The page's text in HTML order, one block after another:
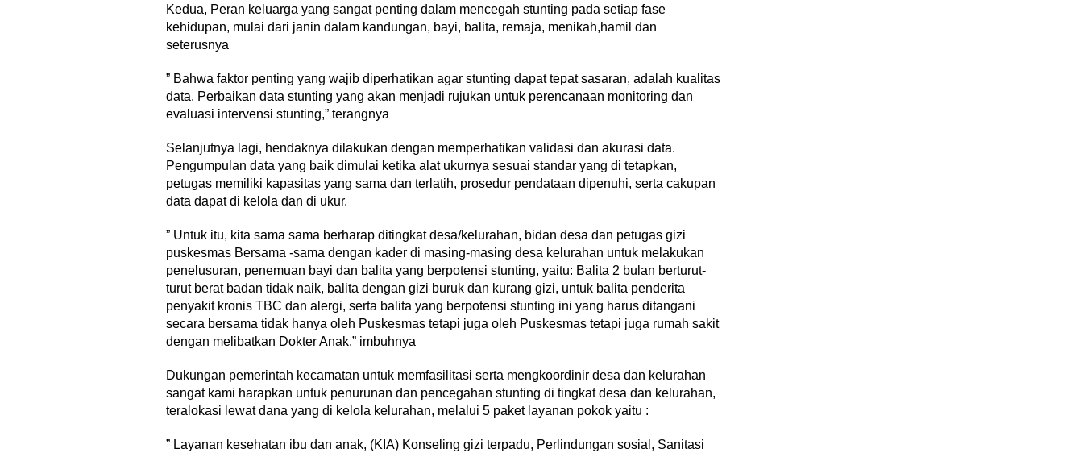
Kedua, Peran keluarga yang sangat penting dalam mencegah stunting pada setiap fase
kehidupan, mulai dari janin dalam kandungan, bayi, balita, remaja, menikah,hamil dan
seterusnya
” Bahwa faktor penting yang wajib diperhatikan agar stunting dapat tepat sasaran, adalah kualitas
data. Perbaikan data stunting yang akan menjadi rujukan untuk perencanaan monitoring dan
evaluasi intervensi stunting,” terangnya
Selanjutnya lagi, hendaknya dilakukan dengan memperhatikan validasi dan akurasi data.
Pengumpulan data yang baik dimulai ketika alat ukurnya sesuai standar yang di tetapkan,
petugas memiliki kapasitas yang sama dan terlatih, prosedur pendataan dipenuhi, serta cakupan
data dapat di kelola dan di ukur.
” Untuk itu, kita sama sama berharap ditingkat desa/kelurahan, bidan desa dan petugas gizi
puskesmas Bersama -sama dengan kader di masing-masing desa kelurahan untuk melakukan
penelusuran, penemuan bayi dan balita yang berpotensi stunting, yaitu: Balita 2 bulan berturut-
turut berat badan tidak naik, balita dengan gizi buruk dan kurang gizi, untuk balita penderita
penyakit kronis TBC dan alergi, serta balita yang berpotensi stunting ini yang harus ditangani
secara bersama tidak hanya oleh Puskesmas tetapi juga oleh Puskesmas tetapi juga rumah sakit
dengan melibatkan Dokter Anak,” imbuhnya
Dukungan pemerintah kecamatan untuk memfasilitasi serta mengkoordinir desa dan kelurahan
sangat kami harapkan untuk penurunan dan pencegahan stunting di tingkat desa dan kelurahan,
teralokasi lewat dana yang di kelola kelurahan, melalui 5 paket layanan pokok yaitu :
” Layanan kesehatan ibu dan anak, (KIA) Konseling gizi terpadu, Perlindungan sosial, Sanitasi